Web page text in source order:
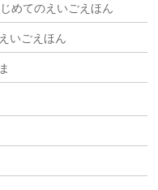
めてのえいごえほん
いごえほん